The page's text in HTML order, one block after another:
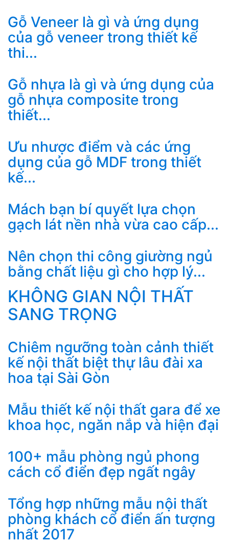
Gỗ Veneer là gì và ứng dụng
của gỗ veneer trong thiết kế
thi...
Gỗ nhựa là gì và ứng dụng của
gỗ nhựa composite trong
thiết...
Ưu nhược điểm và các ứng
dụng của gỗ MDF trong thiết
kế...
Mách bạn bí quyết lựa chọn
gạch lát nền nhà vừa cao cấp...
Nên chọn thi công giường ngủ
bằng chất liệu gì cho hợp lý...
KHÔNG GIAN NỘI THẤT
SANG TRỌNG
Chiêm ngưỡng toàn cảnh thiết
kế nội thất biệt thự lâu đài xa
hoa tại Sài Gòn
Mẫu thiết kế nội thất gara để xe
khoa học, ngăn nắp và hiện đại
100+ mẫu phòng ngủ phong
cách cổ điển đẹp ngất ngây
Tổng hợp những mẫu nội thất
phòng khách cổ điển ấn tượng
nhất 2017